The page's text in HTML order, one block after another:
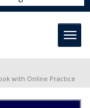
with Online Practice